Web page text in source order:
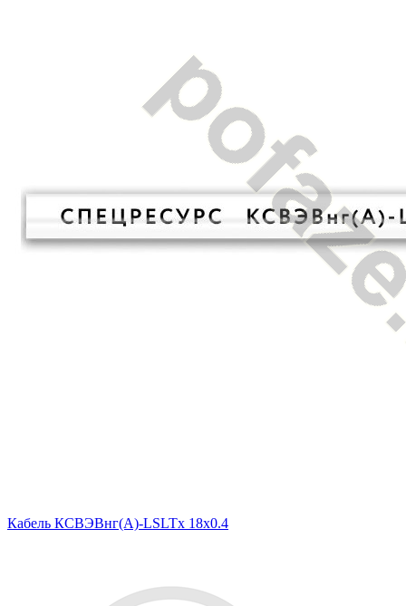
Кабель КСВЭВнг(А)-LSLTx 18х0.4